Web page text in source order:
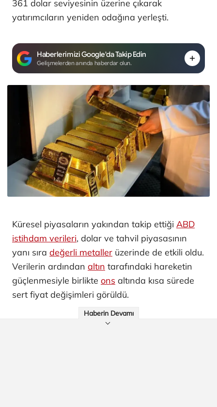
361 dolar seviyesinin üzerine çıkarak
yatırımcıların yeniden odağına yerleşti.
Haberlerimizi Google'da Takip Edin
Gelişmelerden anında haberdar olun.
Küresel piyasaların yakından takip ettiği ABD
istihdam verileri, dolar ve tahvil piyasasının
yanı sıra değerli metaller üzerinde de etkili oldu.
Verilerin ardından altın tarafındaki hareketin
güçlenmesiyle birlikte ons altında kısa sürede
sert fiyat değişimleri görüldü.
Haberin Devamı